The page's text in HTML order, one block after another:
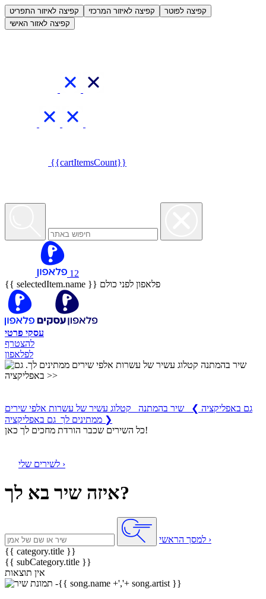
קפיצה לאיזור התפריט קפיצה לאיזור המרכזי
קפיצה לפוטר
קפיצה לאזור האישי
{{cartItemsCount}}
12
{{ selectedItem.name }} פלאפון לפני כולם
עסקי פרטי
להצטרף
לפלאפון
גם באפליקציה ❯
שיר בהמתנה קטלוג עשיר של עשרות אלפי שירים
ממתינים לך גם באפליקציה ❯
כל השירים שכבר הורדת מחכים לך כאן!
לשירים שלי ›
איזה שיר בא לך?
למסך הראשי ›
{{ category.title }}
{{ subCategory.title }}
אין תוצאות